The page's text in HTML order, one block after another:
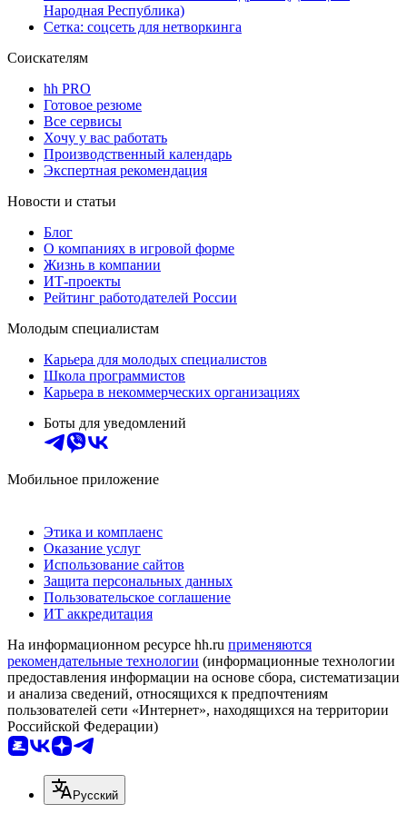
Народная Республика)
Сетка: соцсеть для нетворкинга
Соискателям
hh PRO
Готовое резюме
Все сервисы
Хочу у вас работать
Производственный календарь
Экспертная рекомендация
Новости и статьи
Блог
О компаниях в игровой форме
Жизнь в компании
ИТ-проекты
Рейтинг работодателей России
Молодым специалистам
Карьера для молодых специалистов
Школа программистов
Карьера в некоммерческих организациях
Боты для уведомлений
Мобильное приложение
Этика и комплаенс
Оказание услуг
Использование сайтов
Защита персональных данных
Пользовательское соглашение
ИТ аккредитация
На информационном ресурсе hh.ru применяются
рекомендательные технологии (информационные технологии
предоставления информации на основе сбора, систематизации
и анализа сведений, относящихся к предпочтениям
пользователей сети «Интернет», находящихся на территории
Российской Федерации)
Русский